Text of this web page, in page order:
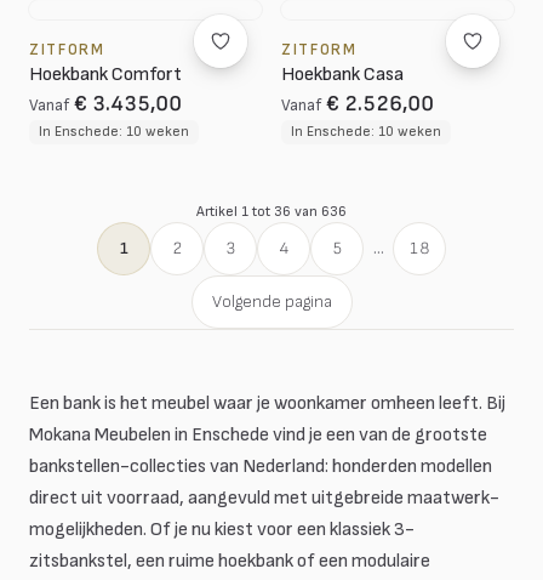
ZITFORM
Hoekbank Comfort
Vanaf € 3.435,00
In Enschede: 10 weken
ZITFORM
Hoekbank Casa
Vanaf € 2.526,00
In Enschede: 10 weken
Artikel 1 tot 36 van 636
1 2 3 4 5 ... 18
Volgende pagina
Een bank is het meubel waar je woonkamer omheen leeft. Bij
Mokana Meubelen in Enschede vind je een van de grootste
bankstellen-collecties van Nederland: honderden modellen
direct uit voorraad, aangevuld met uitgebreide maatwerk-
mogelijkheden. Of je nu kiest voor een klassiek 3-
zitsbankstel, een ruime hoekbank of een modulaire